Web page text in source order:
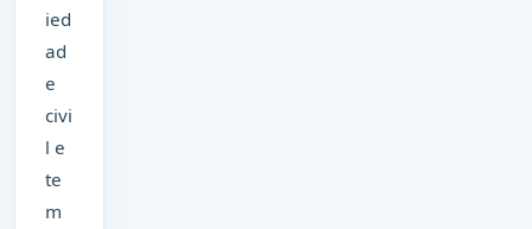
ied
ad
e
civi
l e
te
m